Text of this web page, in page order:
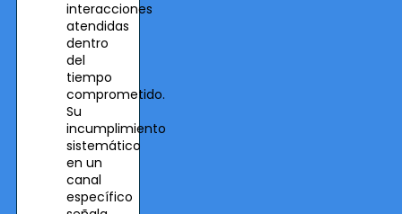
interacciones
atendidas
dentro
del
tiempo
comprometido.
Su
incumplimiento
sistemático
en un
canal
específico